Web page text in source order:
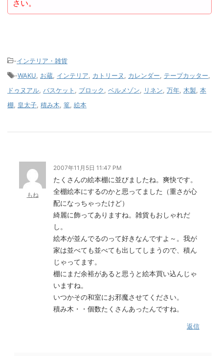
さい。
-インテリア・雑貨
-WAKU お蔵 インテリア カトリーヌ カレンダー テープカッター
ドゥヌアル バスケット ブロック ベルメゾン リネン 万年 木製 本
棚
皇太子 積み木 篭 絵本
もね
2007年11月5日 11:47 PM
たくさんの絵本棚に並びましたね。爽快です。
全棚絵本にするのかと思ってました（重さが心
配になっちゃったけど）
綺麗に飾ってありますね。雑貨もおしゃれだ
し。
絵本が並んでるのって好きなんですよ～。我が
家は並べても並べても出してしまうので、積ん
じゃってます。
棚にまだ余裕があると思うと絵本買い込んじゃ
いますね。
いつかその和室にお邪魔させてください。
積み木・・個数たくさんあったんですね。
返信